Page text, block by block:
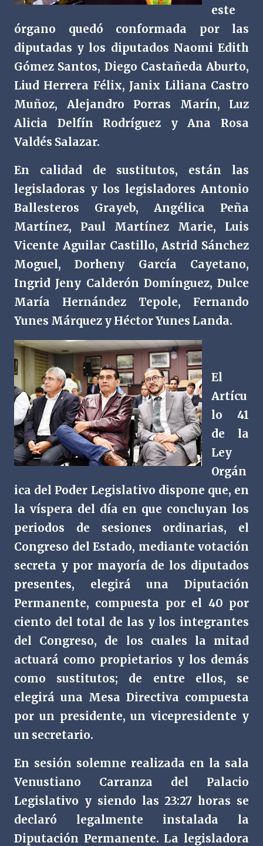
este
órgano quedó conformada por las
diputadas y los diputados Naomi Edith
Gómez Santos, Diego Castañeda Aburto,
Liud Herrera Félix, Janix Liliana Castro
Muñoz, Alejandro Porras Marín, Luz
Alicia Delfín Rodríguez y Ana Rosa
Valdés Salazar.
En calidad de sustitutos, están las
legisladoras y los legisladores Antonio
Ballesteros Grayeb, Angélica Peña
Martínez, Paul Martínez Marie, Luis
Vicente Aguilar Castillo, Astrid Sánchez
Moguel, Dorheny García Cayetano,
Ingrid Jeny Calderón Domínguez, Dulce
María Hernández Tepole, Fernando
Yunes Márquez y Héctor Yunes Landa.
El
Artícu
lo 41
de la
Ley
Orgán
ica del Poder Legislativo dispone que, en
la víspera del día en que concluyan los
periodos de sesiones ordinarias, el
Congreso del Estado, mediante votación
secreta y por mayoría de los diputados
presentes, elegirá una Diputación
Permanente, compuesta por el 40 por
ciento del total de las y los integrantes
del Congreso, de los cuales la mitad
actuará como propietarios y los demás
como sustitutos; de entre ellos, se
elegirá una Mesa Directiva compuesta
por un presidente, un vicepresidente y
un secretario.
En sesión solemne realizada en la sala
Venustiano Carranza del Palacio
Legislativo y siendo las 23:27 horas se
declaró legalmente instalada la
Diputación Permanente. La legisladora